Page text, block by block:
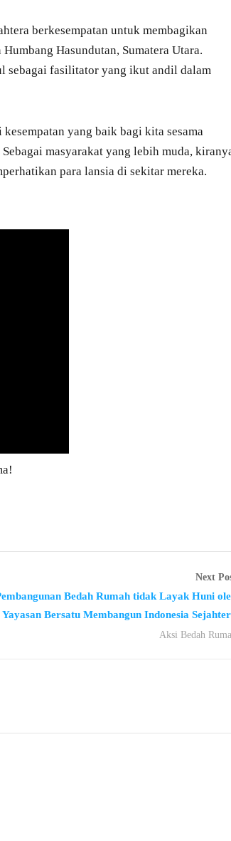
berkesempatan untuk membagikan
Hasundutan, Sumatera Utara.
sebagai fasilitator yang ikut andil dalam
yang baik bagi kita sesama
masyarakat yang lebih muda,
para lansia di sekitar mereka.
Next
Bedah Rumah tidak Layak Huni
Yayasan Bersatu Membangun Indonesia
Aksi Bedah